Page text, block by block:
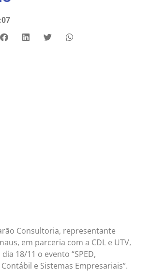
Consultoria, representante
em parceria com a CDL e UTV,
18/11 o evento “SPED,
e Sistemas Empresariais”.